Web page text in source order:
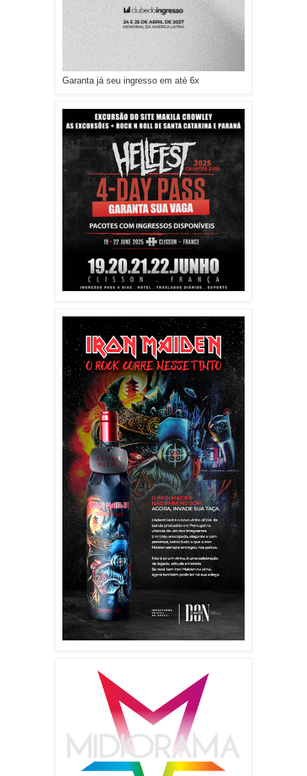
Garanta já seu ingresso em até 6x